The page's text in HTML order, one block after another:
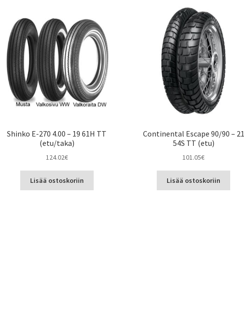
Shinko E-270 4.00 – 19 61H TT
(etu/taka)
124.02€
Lisää ostoskoriin
Continental Escape 90/90 – 21
54S TT (etu)
101.05€
Lisää ostoskoriin